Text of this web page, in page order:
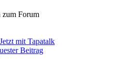
zum Forum
mit Tapatalk
Beitrag